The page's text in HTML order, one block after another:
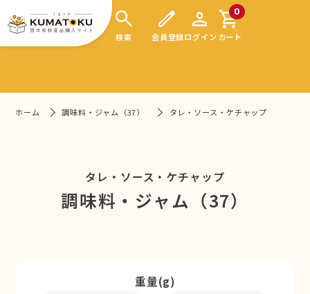
search
検索
edit
会員登録
person
ログイン
0
shopping_cart
カート
ホーム 調味料・ジャム（37） タレ・ソース・ケチャップ
タレ・ソース・ケチャップ
調味料・ジャム（37）
重量(g)